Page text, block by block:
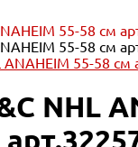
55-58 см
55-58 см
NHL